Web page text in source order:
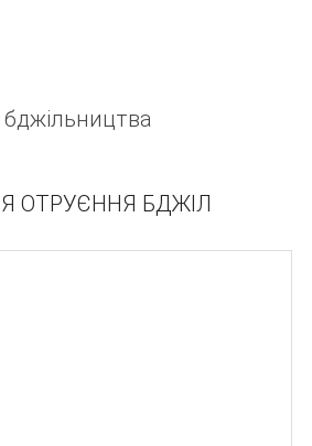
ОТРУЄННЯ БДЖІЛ